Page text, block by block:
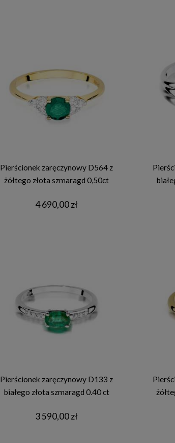
Pierścionek zaręczynowy D564 z
żółtego złota szmaragd 0,50ct
4 690,00 zł
Pierścionek zaręczynowy D133 z
białego złota szmaragd 0.40 ct
3 590,00 zł